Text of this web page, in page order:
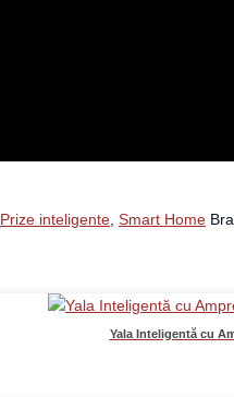
Prize inteligente Smart Home
Yala Inteligentă cu